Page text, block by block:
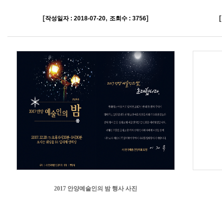
[작성일자 : 2018-07-20, 조회수 : 3756] [
2017 안양예술인의 밤 행사 사진